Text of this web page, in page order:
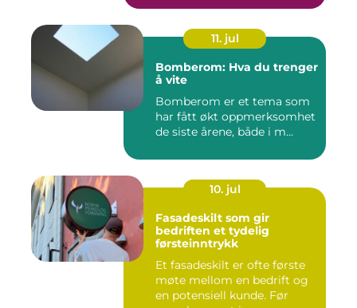
11. jul
Bomberom: Hva du trenger
å vite
Bomberom er et tema som
har fått økt oppmerksomhet
de siste årene, både i m...
10. jul
Fasadeskilt som gir
bedriften et tydelig
førsteinntrykk
Et fasadeskilt er ofte første
møte mellom en bedrift og
en potensiell kunde. Før